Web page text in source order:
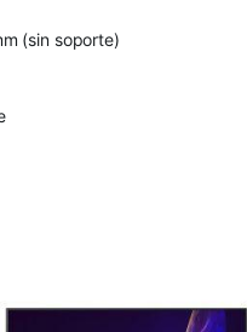
(sin soporte)